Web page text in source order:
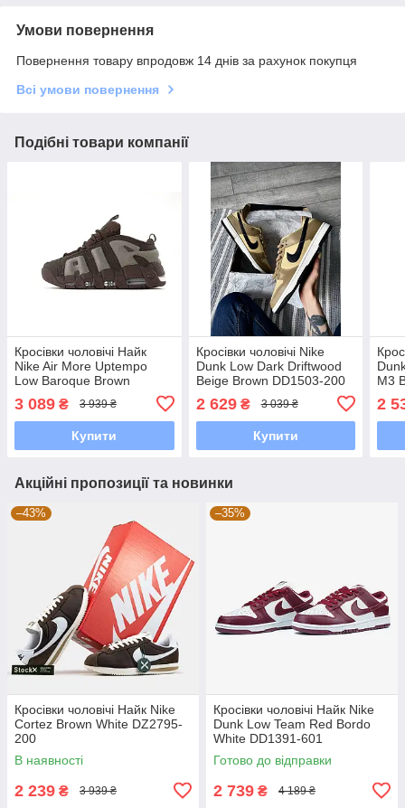
Умови повернення
Повернення товару впродовж 14 днів за рахунок покупця
Всі умови повернення
Подібні товари компанії
Кросівки чоловічі Найк
Nike Air More Uptempo
Low Baroque Brown
3 089 ₴ 3 939 ₴
Купити
Кросівки чоловічі Nike
Dunk Low Dark Driftwood
Beige Brown DD1503-200
2 629₴ 3 039 ₴
Купити
M3
2
Акційні пропозиції та новинки
–43%
Кросівки чоловічі Найк Nike
Cortez Brown White DZ2795-
200
В наявності
2 239 ₴ 3 939 ₴
–35%
Кросівки чоловічі Найк Nike
Dunk Low Team Red Bordo
White DD1391-601
Готово до відправки
2 739 ₴ 4 189 ₴